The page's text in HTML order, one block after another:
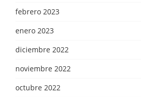
febrero 2023
enero 2023
diciembre 2022
noviembre 2022
octubre 2022